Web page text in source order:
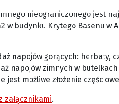
nieograniczonego jest
w budynku Krytego Basenu w
napojów gorących: herbaty,
napojów zimnych w
jest możliwe złożenie
załącznikami.